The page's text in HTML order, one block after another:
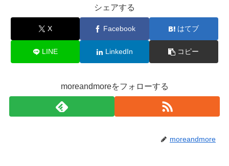
シェアする
X Facebook はてブ
LINE LinkedIn コピー
moreandmoreをフォローする
moreandmore